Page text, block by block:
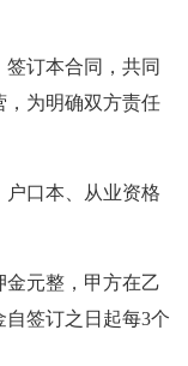
订本合同，共同
，为明确双方责任
口本、从业资格
金元整，甲方在乙
签订之日起每3个